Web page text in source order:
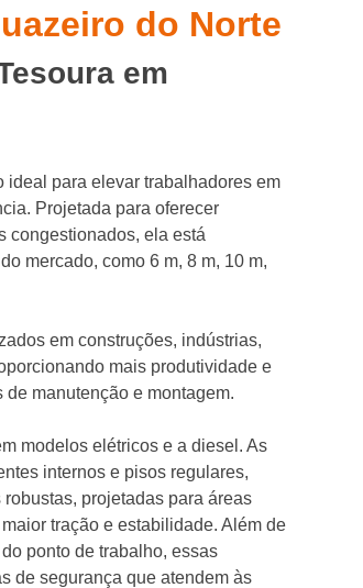
do Norte
em
ideal para elevar trabalhadores em
Projetada para oferecer
congestionados, ela está
mercado, como 6 m, 8 m, 10 m,
em construções, indústrias,
mais produtividade e
manutenção e montagem.
modelos elétricos e a diesel. As
internos e pisos regulares,
projetadas para áreas
tração e estabilidade. Além de
ponto de trabalho, essas
de segurança que atendem às